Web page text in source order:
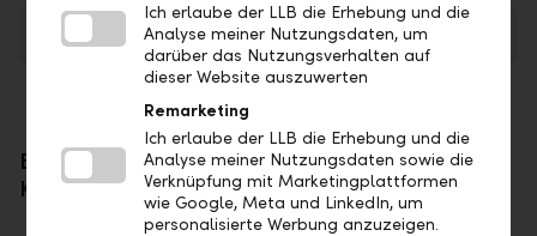
Beste Konditionen für Ihr VermögenPDF
Bei Fragen ist Ihre Kundenberaterin oder Ihr
Kundenberater gerne für Sie da.
Ich erlaube der LLB die Erhebung und die
Analyse meiner Nutzungsdaten, um
darüber das Nutzungsverhalten auf
dieser Website auszuwerten
Remarketing
Ich erlaube der LLB die Erhebung und die
Analyse meiner Nutzungsdaten sowie die
Verknüpfung mit Marketingplattformen
wie Google, Meta und LinkedIn, um
personalisierte Werbung anzuzeigen.